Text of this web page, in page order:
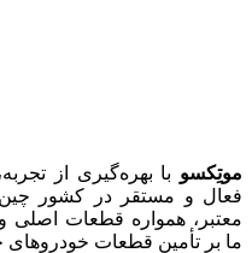
موتِکسو با بهره‌گیری از
فعال و مستقر در کشور چین
معتبر، همواره قطعات اصلی
ما بر تأمین قطعات